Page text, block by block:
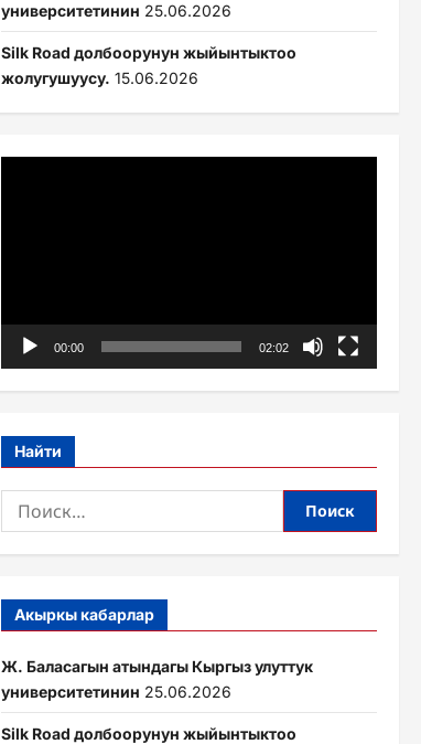
университетинин 25.06.2026
Silk Road долбоорунун жыйынтыктоо
жолугушуусу. 15.06.2026
00:00 02:02
Найти
Найти:
Акыркы кабарлар
Ж. Баласагын атындагы Кыргыз улуттук
университетинин 25.06.2026
Silk Road долбоорунун жыйынтыктоо